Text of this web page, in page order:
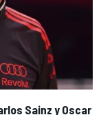
Sainz y Oscar